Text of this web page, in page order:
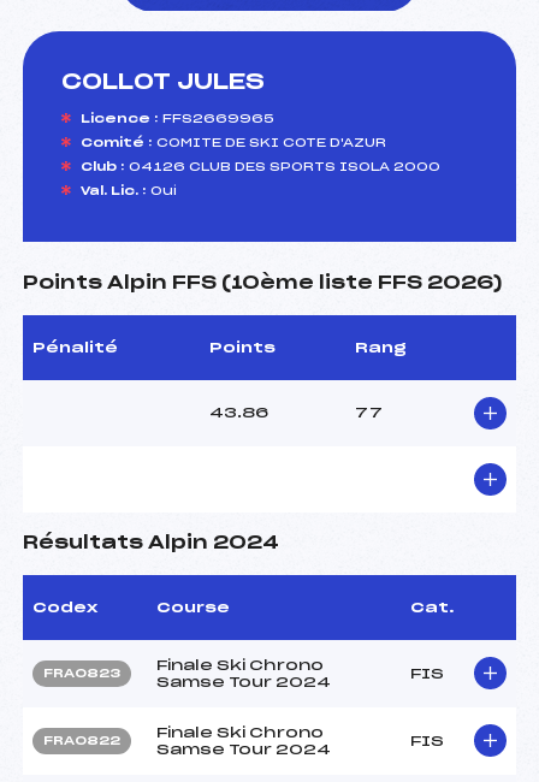
COLLOT JULES
Licence : FFS2669965
Comité : COMITE DE SKI COTE D'AZUR
Club : 04126 CLUB DES SPORTS ISOLA 2000
Val. Lic. : Oui
Points Alpin FFS (10ème liste FFS 2026)
Pénalité Points Rang
43.86 77
Résultats Alpin 2024
Codex Course Cat.
FRA0823
Finale Ski Chrono
Samse Tour 2024
FIS
FRA0822
Finale Ski Chrono
Samse Tour 2024
FIS